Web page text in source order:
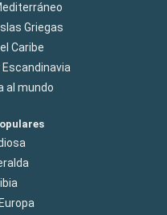
Griegas
Caribe
al mundo